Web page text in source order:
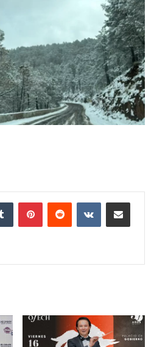
Tumblr PinterestReddit VKontakteShare via Email